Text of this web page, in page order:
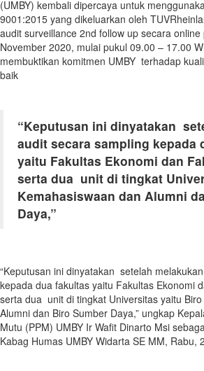
(UMBY) kembali dipercaya untuk
9001:2015 yang dikeluarkan oleh
audit surveillance 2nd follow up secara
November 2020, mulai pukul 09.00 – 17.00
membuktikan komitmen UMBY terhadap
baik
“Keputusan ini dinyatakan
audit secara sampling kepada
yaitu Fakultas Ekonomi dan
serta dua unit di tingkat
Kemahasiswaan dan Alumni
Daya,”
“Keputusan ini dinyatakan setelah
kepada dua fakultas yaitu Fakultas Ekonomi
serta dua unit di tingkat Universitas yaitu
Alumni dan Biro Sumber Daya,” ungkap
Mutu (PPM) UMBY Ir Wafit Dinarto Msi
Kabag Humas UMBY Widarta SE MM, Rabu,